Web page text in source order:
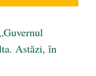
Astăzi, în